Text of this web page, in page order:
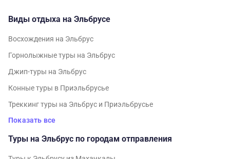
Виды отдыха на Эльбрусе
Восхождения на Эльбрус
Горнолыжные туры на Эльбрус
Джип-туры на Эльбрус
Конные туры в Приэльбрусье
Треккинг туры на Эльбрус и Приэльбрусье
Показать все
Туры на Эльбрус по городам отправления